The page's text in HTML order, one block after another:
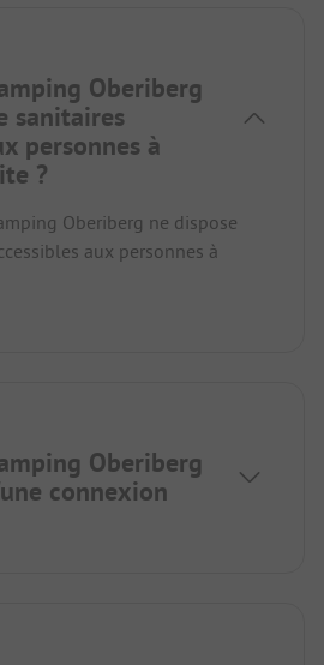
Oberiberg
sanitaires
personnes à
?
Oberiberg ne dispose
aux personnes à
Oberiberg
connexion